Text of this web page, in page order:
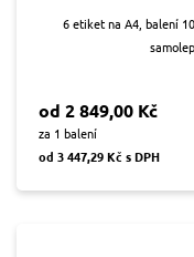
6 etiket na A4, balení
od 2 849,00 Kč
za 1 balení
od 3 447,29 Kč s DPH